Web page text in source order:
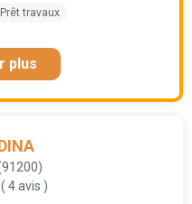
Prêt travaux
plus
( 4 avis )